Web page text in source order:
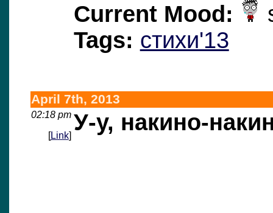
Current Mood:
Tags: стихи'13
April 7th, 2013
02:18 pm
[Link]
У-у, накино-